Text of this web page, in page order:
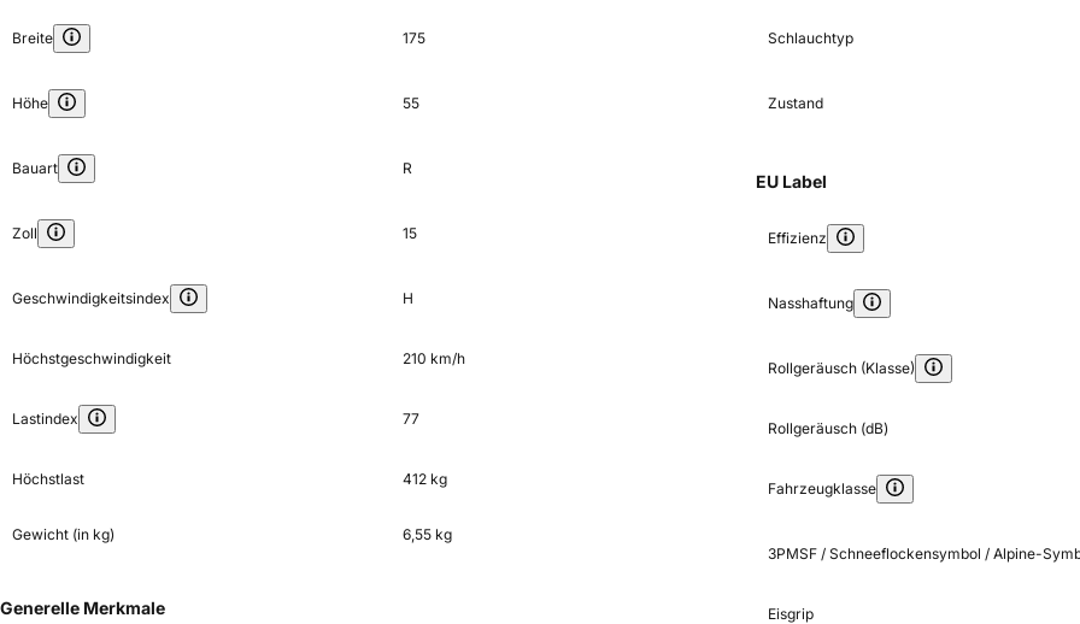
Breite 175
Höhe 55
Bauart R
Zoll 15
Geschwindigkeitsindex H
Höchstgeschwindigkeit 210 km/h
Lastindex 77
Höchstlast 412 kg
Gewicht (in kg) 6,55 kg
Generelle Merkmale
Schlauchtyp
Zustand
EU Label
Effizienz
Nasshaftung
Rollgeräusch (Klasse)
Rollgeräusch (dB)
Fahrzeugklasse
3PMSF / Schneeflockensymbol / Alpine-
Eisgrip